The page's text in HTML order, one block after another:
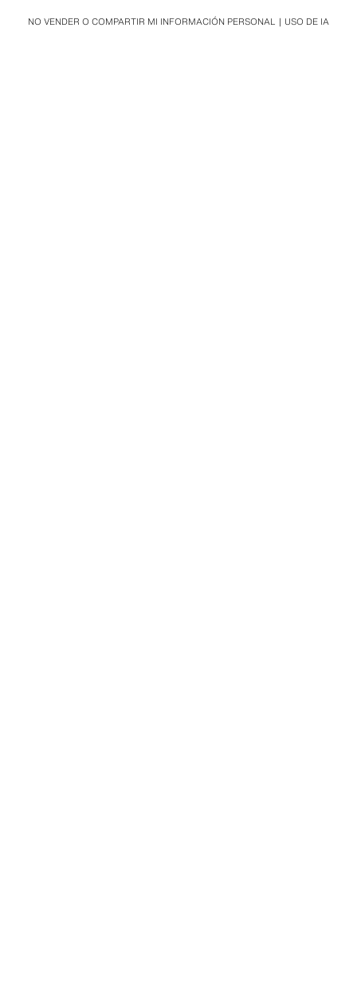
NO VENDER O COMPARTIR MI INFORMACIÓN PERSONAL USO DE IA